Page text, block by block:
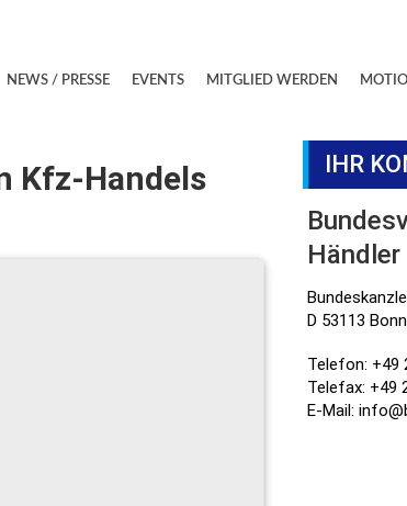
NEWS / PRESSE EVENTS MITGLIED WERDEN
Kfz-Handels
IHR
Händler
D 53113 Bonn
Telefon: +49
Telefax: +49
E-Mail: